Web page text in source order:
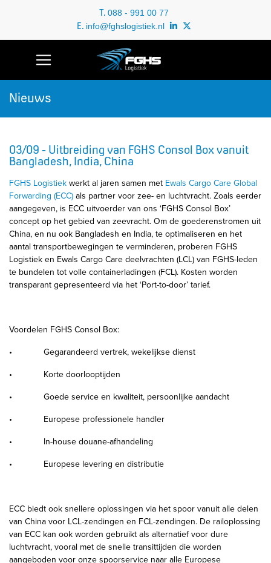
T. 088 - 991 00 77
E. info@fghslogistiek.nl
Nieuws
03/09 - Uitbreiding van FGHS Consol Box vanuit
Bangladesh, India, China
FGHS Logistiek werkt al jaren samen met Ewals Cargo Care Global
Forwarding (ECC) als partner voor zee- en luchtvracht. Zoals eerder
aangegeven, is ECC uitvoerder van ons ‘FGHS Consol Box’
concept op het gebied van zeevracht. Om de goederenstromen uit
China, en nu ook Bangladesh en India, te optimaliseren en het
aantal transportbewegingen te verminderen, proberen FGHS
Logistiek en Ewals Cargo Care deelvrachten (LCL) van FGHS-leden
te bundelen tot volle containerladingen (FCL). Kosten worden
transparant gepresenteerd via het ‘Port-to-door’ tarief.
Voordelen FGHS Consol Box:
• Gegarandeerd vertrek, wekelijkse dienst
• Korte doorlooptijden
• Goede service en kwaliteit, persoonlijke aandacht
• Europese professionele handler
• In-house douane-afhandeling
• Europese levering en distributie
ECC biedt ook snellere oplossingen via het spoor vanuit alle delen
van China voor LCL-zendingen en FCL-zendingen. De railoplossing
van ECC kan ook worden gebruikt als alternatief voor dure
luchtvracht, vooral met de snelle transittijden die worden
aangeboden voor onze spoorservice naar alle Europese